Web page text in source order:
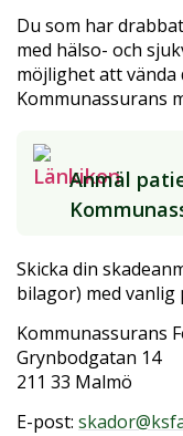
Du som har
med hälso- och
möjlighet att
Kommunassurans
Anmäl
Skicka din
bilagor) med
Kommunassurans
Grynbodgatan 14
211 33 Malmö
E-post: